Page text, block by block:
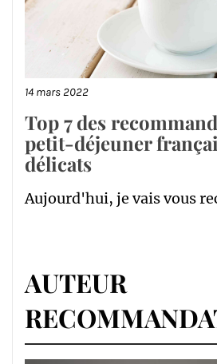
14 mars 2022
Top 7 des
petit-déjeuner
délicats
Aujourd'hui, je vais vous
AUTEUR